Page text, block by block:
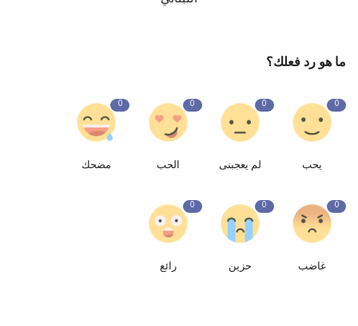
ما هو رد فعلك؟
0
يحب
0
لم يعجبنى
0
الحب
0
مضحك
0
غاضب
0
حزين
0
رائع